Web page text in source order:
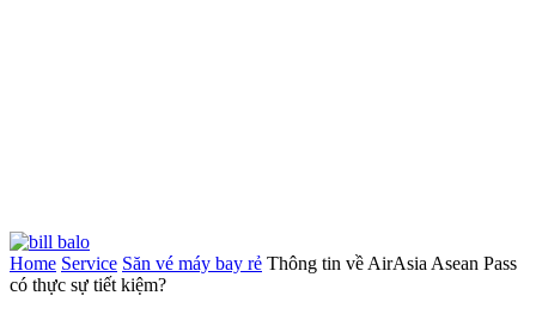
Home Service Săn vé máy bay rẻ Thông tin về AirAsia Asean Pass
có thực sự tiết kiệm?